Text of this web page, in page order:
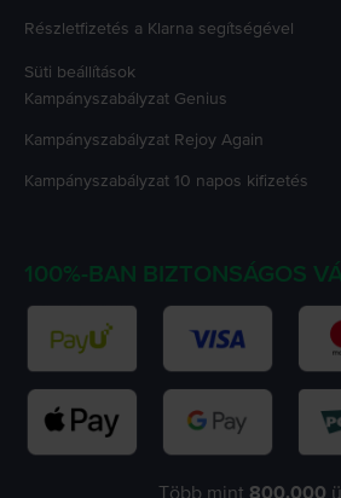
Részletfizetés a Klarna segítségével
Süti beállítások
Kampányszabályzat Genius
Kampányszabályzat Rejoy Again
Kampányszabályzat 10 napos kifizetés
100%-BAN BIZTONSÁGOS
Több mint 800.000